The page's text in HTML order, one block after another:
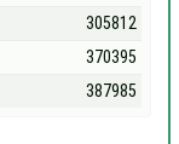
305812
370395
387985